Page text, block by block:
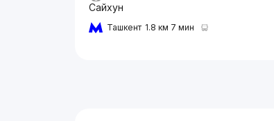
Сайхун
Ташкент 1.8 км 7 мин